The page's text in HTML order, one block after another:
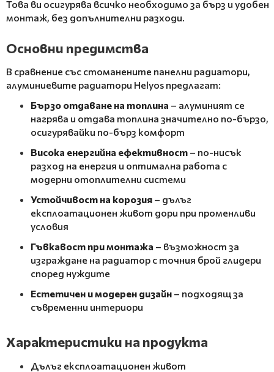
Това ви осигурява всичко необходимо за бърз и удобен
монтаж, без допълнителни разходи.
Основни предимства
В сравнение със стоманените панелни радиатори,
алуминиевите радиатори Helyos предлагат:
Бързо отдаване на топлина – алуминият се
нагрява и отдава топлина значително по-бързо,
осигурявайки по-бърз комфорт
Висока енергийна ефективност – по-нисък
разход на енергия и оптимална работа с
модерни отоплителни системи
Устойчивост на корозия – дълъг
експлоатационен живот дори при променливи
условия
Гъвкавост при монтажа – възможност за
изграждане на радиатор с точния брой глидери
според нуждите
Естетичен и модерен дизайн – подходящ за
съвременни интериори
Характеристики на продукта
Дълъг експлоатационен живот